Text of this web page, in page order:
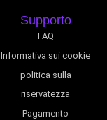
Supporto
FAQ
Informativa sui cookie
politica sulla
riservatezza
Pagamento